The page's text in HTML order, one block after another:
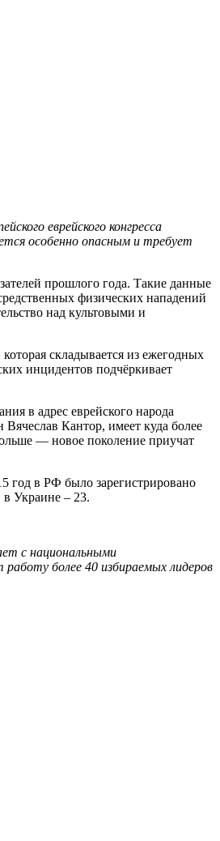
еврейского конгресса
особенно опасным и требует
прошлого года. Такие данные
физических нападений
над культовыми и
складывается из ежегодных
инцидентов подчёркивает
в адрес еврейского народа
Кантор, имеет куда более
— новое поколение приучат
год в РФ было зарегистрировано
Украине – 23.
с национальными
более 40 избираемых лидеров